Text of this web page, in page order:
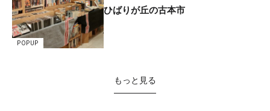
POPUP
ひばりが丘の古本市
もっと見る